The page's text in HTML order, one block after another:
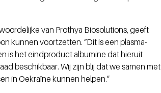
van Prothya Biosolutions, geeft
kunnen voortzetten. “Dit is een plasma-
is het eindproduct albumine dat hieruit
beschikbaar. Wij zijn blij dat we samen met
in Oekraïne kunnen helpen.”